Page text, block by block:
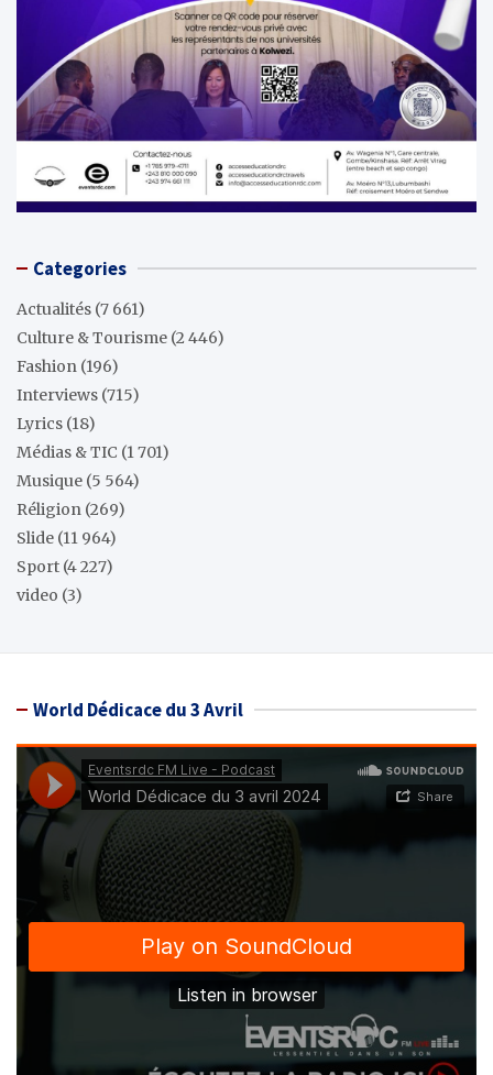
Categories
Actualités (7 661)
Culture & Tourisme (2 446)
Fashion (196)
Interviews (715)
Lyrics (18)
Médias & TIC (1 701)
Musique (5 564)
Réligion (269)
Slide (11 964)
Sport (4 227)
video (3)
World Dédicace du 3 Avril